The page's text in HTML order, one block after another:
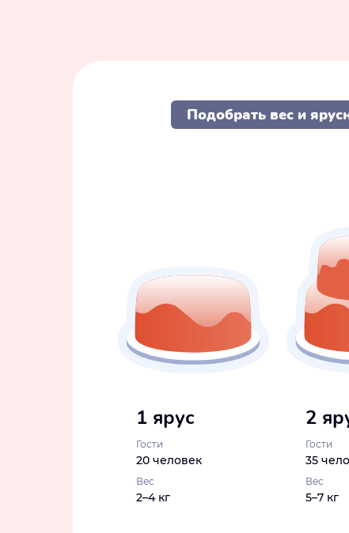
Подобрать вес и
1 ярус
Гости
20 человек
Вес
2–4 кг
2
Гости
35
Вес
5–7 кг